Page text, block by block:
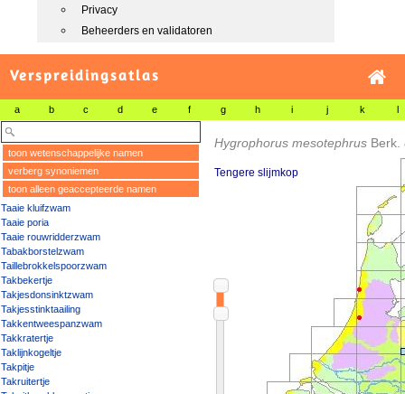
Privacy
Beheerders en validatoren
Verspreidingsatlas
a b c d e f g h i j k l
toon wetenschappelijke namen
verberg synoniemen
toon alleen geaccepteerde namen
Taaie kluifzwam
Taaie poria
Taaie rouwridderzwam
Tabakborstelzwam
Taillebrokkelspoorzwam
Takbekertje
Takjesdonsinktzwam
Takjesstinktaailing
Takkentweespanzwam
Takkratertje
Taklijnkogeltje
Takpitje
Takruitertje
Hygrophorus mesotephrus Berk.
Tengere slijmkop